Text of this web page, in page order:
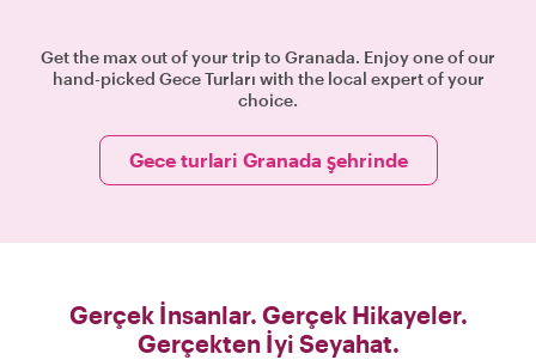
Get the max out of your trip to Granada. Enjoy one of our
hand-picked Gece Turları with the local expert of your
choice.
Gece turlari Granada şehrinde
Gerçek İnsanlar. Gerçek Hikayeler.
Gerçekten İyi Seyahat.